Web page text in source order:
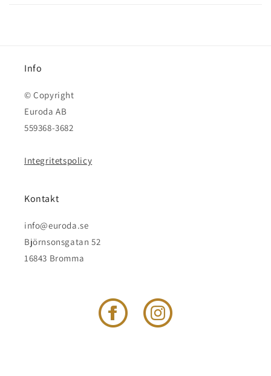
Info
© Copyright
Euroda AB
559368-3682
Integritetspolicy
Kontakt
info@euroda.se
Björnsonsgatan 52
16843 Bromma
Facebook Instagram